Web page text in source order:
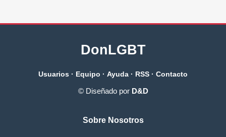
DonLGBT
Usuarios · Equipo · Ayuda · RSS · Contacto
© Diseñado por D&D
Sobre Nosotros